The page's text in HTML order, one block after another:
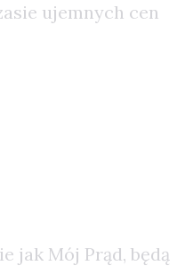
ujemnych cen
jak Mój Prąd, będą